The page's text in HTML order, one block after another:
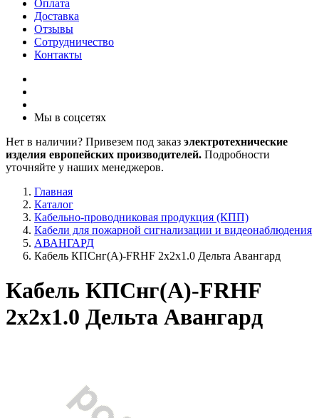
Оплата
Доставка
Отзывы
Сотрудничество
Контакты
Мы в соцсетях
Нет в наличии? Привезем под заказ электротехнические
изделия европейских производителей. Подробности
уточняйте у наших менеджеров.
Главная
Каталог
Кабельно-проводниковая продукция (КПП)
Кабели для пожарной сигнализации и видеонаблюдения
АВАНГАРД
Кабель КПСнг(А)-FRHF 2х2х1.0 Дельта Авангард
Кабель КПСнг(А)-FRHF
2х2х1.0 Дельта Авангард